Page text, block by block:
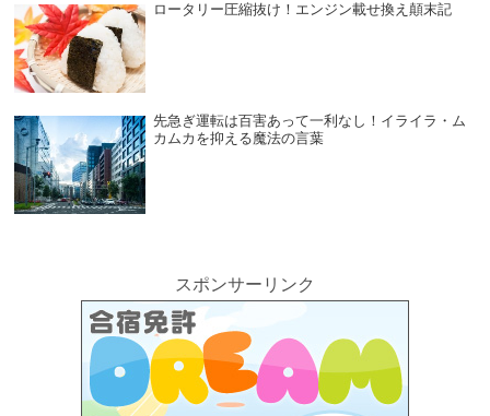
ロータリー圧縮抜け！エンジン載せ換え顛末記
先急ぎ運転は百害あって一利なし！イライラ・ム
カムカを抑える魔法の言葉
スポンサーリンク